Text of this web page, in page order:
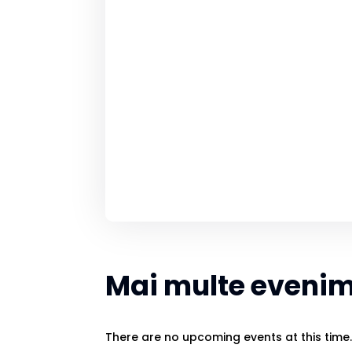
Mai multe
There are no upcoming events at this time.